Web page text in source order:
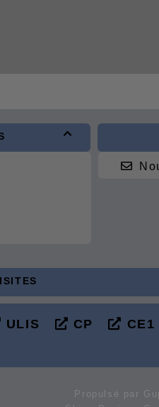

ULIS CP CE1
Propulsé par